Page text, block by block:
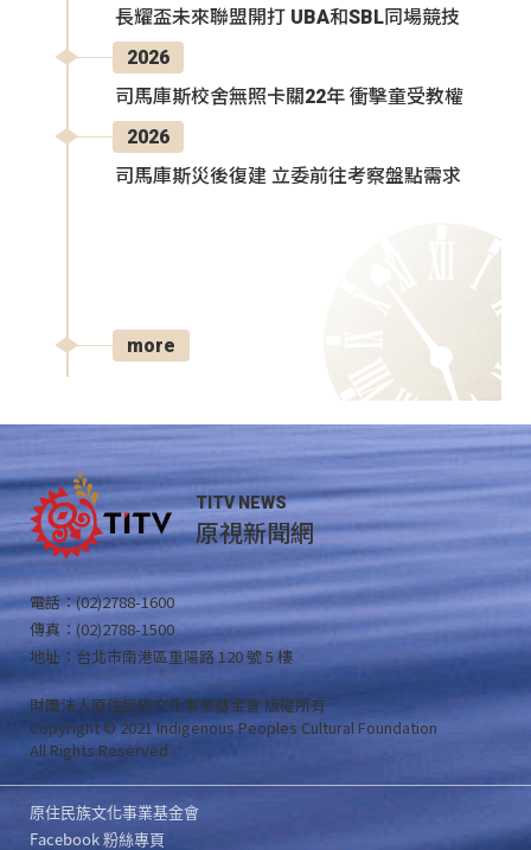
長耀盃未來聯盟開打 UBA和SBL同場競技
2026
司馬庫斯校舍無照卡關22年 衝擊童受教權
2026
司馬庫斯災後復建 立委前往考察盤點需求
more
TITV NEWS
原視新聞網
電話：(02)2788-1600
傳真：(02)2788-1500
地址：台北市南港區重陽路 120 號 5 樓
財團法人原住民族文化事業基金會 版權所有
Copyright © 2021 Indigenous Peoples Cultural Foundation
All Rights Reserved .
原住民族文化事業基金會
Facebook 粉絲專頁